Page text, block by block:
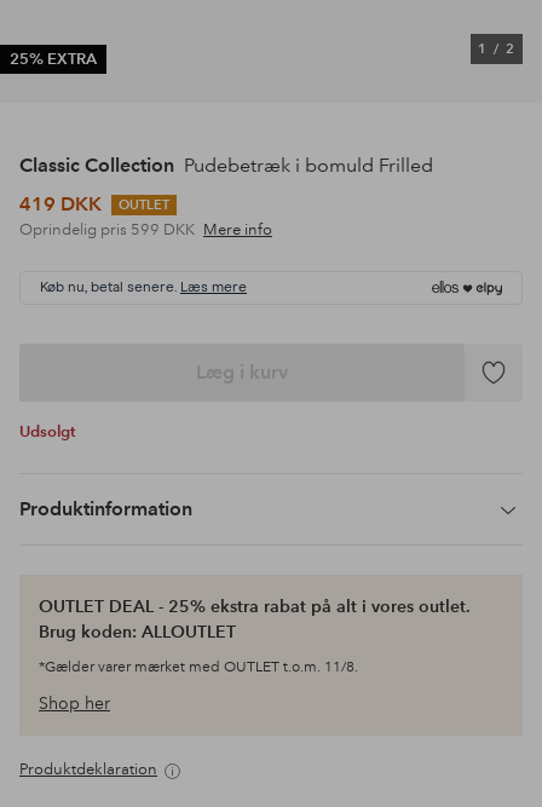
25% EXTRA
1 / 2
Classic Collection Pudebetræk i bomuld Frilled
419 DKK
OUTLET
Oprindelig pris 599 DKK Mere info
Køb nu, betal senere. Læs mere
Læg i kurv
Tilføj
Udsolgt
Produktinformation
OUTLET DEAL - 25% ekstra rabat på alt i vores outlet.
Brug koden: ALLOUTLET
*Gælder varer mærket med OUTLET t.o.m. 11/8.
Shop her
Produktdeklaration